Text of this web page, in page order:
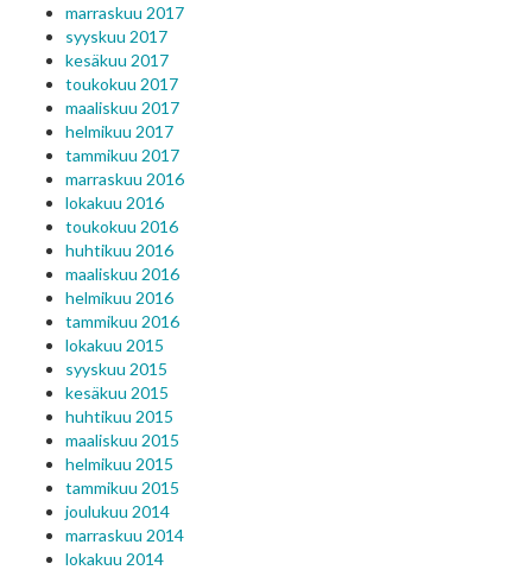
marraskuu 2017
syyskuu 2017
kesäkuu 2017
toukokuu 2017
maaliskuu 2017
helmikuu 2017
tammikuu 2017
marraskuu 2016
lokakuu 2016
toukokuu 2016
huhtikuu 2016
maaliskuu 2016
helmikuu 2016
tammikuu 2016
lokakuu 2015
syyskuu 2015
kesäkuu 2015
huhtikuu 2015
maaliskuu 2015
helmikuu 2015
tammikuu 2015
joulukuu 2014
marraskuu 2014
lokakuu 2014